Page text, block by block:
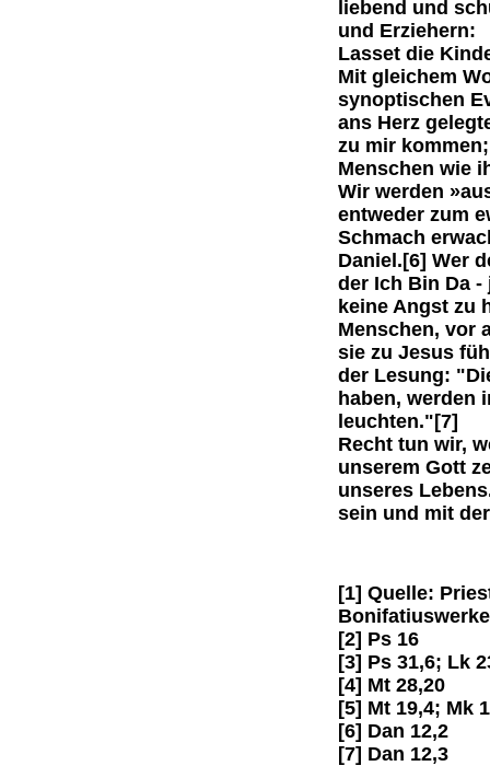
liebend und
und Erziehern:
Lasset die
Mit gleichem
synoptischen
ans Herz
zu mir
Menschen wie
Wir werden
entweder zum
Schmach
Daniel.[6] Wer
der Ich Bin Da
keine Angst zu
Menschen, vor
sie zu Jesus
der Lesung:
haben, werden
leuchten."[7]
Recht tun wir,
unserem Gott
unseres
sein und mit
[1] Quelle:
[2] Ps 16
[3] Ps 31,6; Lk
[4] Mt 28,20
[5] Mt 19,4; Mk
[6] Dan 12,2
[7] Dan 12,3